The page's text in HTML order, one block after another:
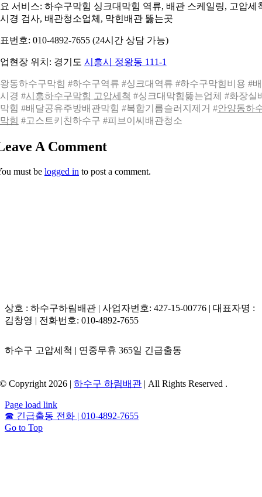
서비스: 하수구막힘 싱크대막힘 역류, 배관 스케일링, 고압세
경 검사, 배관청소업체, 막힌배관 뚫는곳
번호: 010-4892-7655 (24시간 상담 가능)
현장 위치: 경기도 시흥시 정왕동 111-1
동하수구막힘 #하수구역류 #싱크대역류 #하수구막힘비용 #
경 #시흥하수구막힘 고압세척 #싱크대막힘뚫는업체 #화장실
힘 #배달공유주방배관막힘 #복합기름슬러지제거 #안양동하
힘 #고스트키친하수구 #피브이씨배관청소
A Comment
must be logged in to post a comment.
상호 : 하수구하림배관 | 사업자번호: 427-15-00776 | 대표자명 :
김창영 | 전화번호: 010-4892-7655
하수구 고압세척 | 연중무휴 365일 긴급출동
© Copyright 2026 |하수구 하림배관 | All Rights Reserved .
Page load link
☎ 긴급출동 전화 | 010-4892-7655
Go to Top